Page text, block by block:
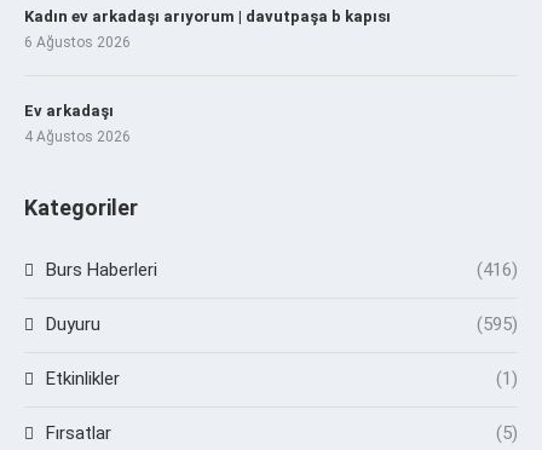
Kadın ev arkadaşı arıyorum | davutpaşa b kapısı
6 Ağustos 2026
Ev arkadaşı
4 Ağustos 2026
Kategoriler
Burs Haberleri (416)
Duyuru (595)
Etkinlikler (1)
Fırsatlar (5)